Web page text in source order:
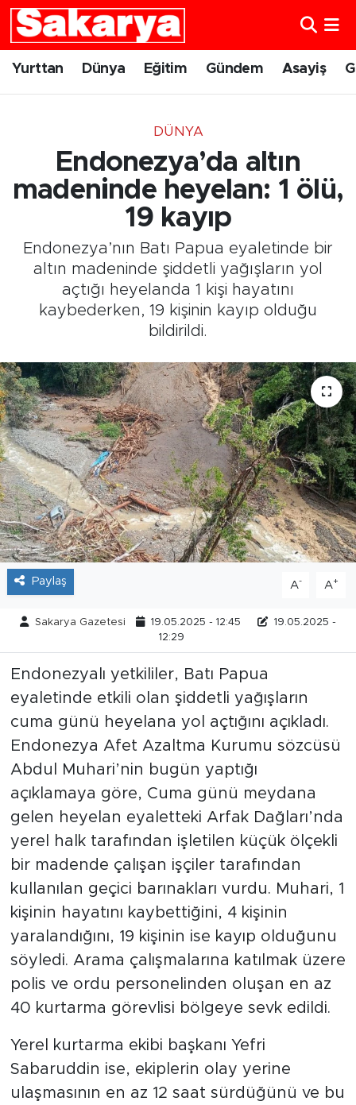
Yurttan Dünya Eğitim Gündem Asayiş
DÜNYA
Endonezya’da altın
madeninde heyelan: 1 ölü,
19 kayıp
Endonezya’nın Batı Papua eyaletinde bir
altın madeninde şiddetli yağışların yol
açtığı heyelanda 1 kişi hayatını
kaybederken, 19 kişinin kayıp olduğu
bildirildi.
Paylaş A- A+
Sakarya Gazetesi 19.05.2025 - 12:45
19.05.2025 -
12:29
Endonezyalı yetkililer, Batı Papua
eyaletinde etkili olan şiddetli yağışların
cuma günü heyelana yol açtığını açıkladı.
Endonezya Afet Azaltma Kurumu sözcüsü
Abdul Muhari’nin bugün yaptığı
açıklamaya göre, Cuma günü meydana
gelen heyelan eyaletteki Arfak Dağları’nda
yerel halk tarafından işletilen küçük ölçekli
bir madende çalışan işçiler tarafından
kullanılan geçici barınakları vurdu. Muhari, 1
kişinin hayatını kaybettiğini, 4 kişinin
yaralandığını, 19 kişinin ise kayıp olduğunu
söyledi. Arama çalışmalarına katılmak üzere
polis ve ordu personelinden oluşan en az
40 kurtarma görevlisi bölgeye sevk edildi.
Yerel kurtarma ekibi başkanı Yefri
Sabaruddin ise, ekiplerin olay yerine
ulaşmasının en az 12 saat sürdüğünü ve bu
Yurttan
Gündem
Spor
Sağlık
Tarihçe
Resmi İlanlar
Söyleşi
Foto Şaka
Teknoloji
Politika
Eskişehir Nöbetçi Eczaneler
Eskişehir Trafik Yoğunluk Haritası
Süper Lig Puan Durumu ve Fikstür
Tüm Manşetler
Son Dakika Haberleri